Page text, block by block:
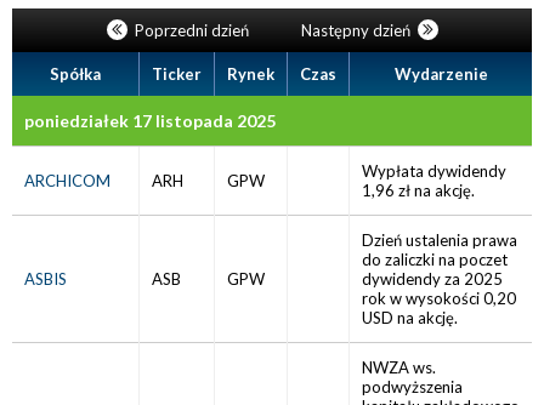
Poprzedni dzień Następny dzień
Spółka Ticker Rynek Czas Wydarzenie
poniedziałek 17 listopada 2025
ARCHICOM ARH GPW
Wypłata dywidendy
1,96 zł na akcję.
ASBIS ASB GPW
Dzień ustalenia prawa
do zaliczki na poczet
dywidendy za 2025
rok w wysokości 0,20
USD na akcję.
NWZA ws.
podwyższenia